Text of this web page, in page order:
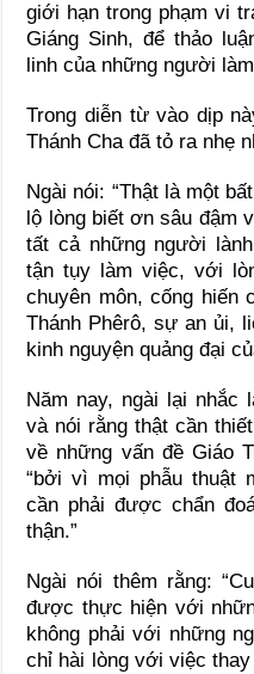
giới hạn trong phạm vi
Giáng Sinh, để thảo
linh của những người
Trong diễn từ vào dịp
Thánh Cha đã tỏ ra nhẹ
Ngài nói: “Thật là một
lộ lòng biết ơn sâu đậm
tất cả những người
tận tụy làm việc, với
chuyên môn, cống hiến
Thánh Phêrô, sự an ủi,
kinh nguyện quảng đại
Năm nay, ngài lại nhắc
và nói rằng thật cần
về những vấn đề Giáo
“bởi vì mọi phẫu thuật
cần phải được chẩn
thận.”
Ngài nói thêm rằng:
được thực hiện với
không phải với những
chỉ hài lòng với việc